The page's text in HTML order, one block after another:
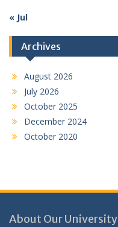
« Jul
Archives
August 2026
July 2026
October 2025
December 2024
October 2020
About Our University